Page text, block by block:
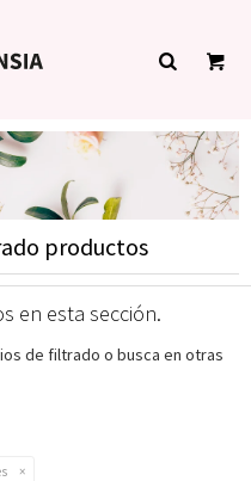
productos
en esta sección.
de filtrado o busca en otras